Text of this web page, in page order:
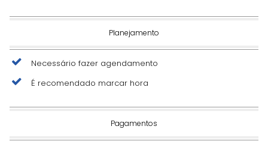
Planejamento
Necessário fazer agendamento
É recomendado marcar hora
Pagamentos